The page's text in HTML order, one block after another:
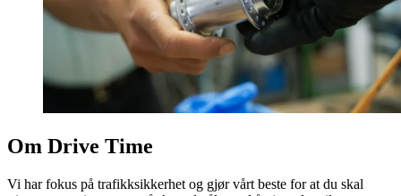
Om Drive Time
Vi har fokus på trafikksikkerhet og gjør vårt beste for at du skal